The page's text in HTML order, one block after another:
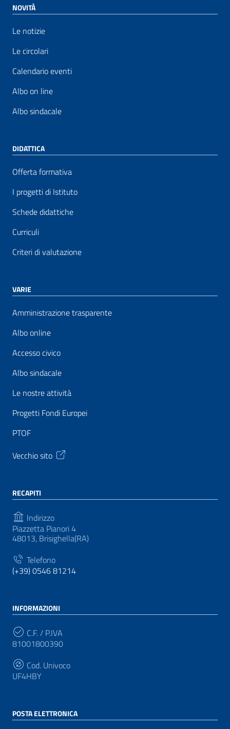
NOVITÀ
Le notizie
Le circolari
Calendario eventi
Albo on line
Albo sindacale
DIDATTICA
Offerta formativa
I progetti di Istituto
Schede didattiche
Curriculi
Criteri di valutazione
VARIE
Amministrazione trasparente
Albo online
Accesso civico
Albo sindacale
Le nostre attività
Progetti Fondi Europei
PTOF
Vecchio sito
RECAPITI
Indirizzo
Piazzetta Pianori 4
48013, Brisighella(RA)
Telefono
(+39) 0546 81214
INFORMAZIONI
C.F. / P.IVA
81001800390
Cod. Univoco
UF4HBY
POSTA ELETTRONICA